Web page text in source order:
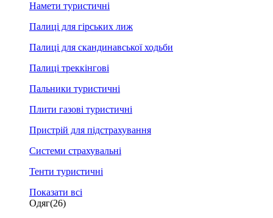
Намети туристичні
Палиці для гірських лиж
Палиці для скандинавської ходьби
Палиці треккінгові
Пальники туристичні
Плити газові туристичні
Пристрій для підстрахування
Системи страхувальні
Тенти туристичні
Показати всі
Одяг(26)